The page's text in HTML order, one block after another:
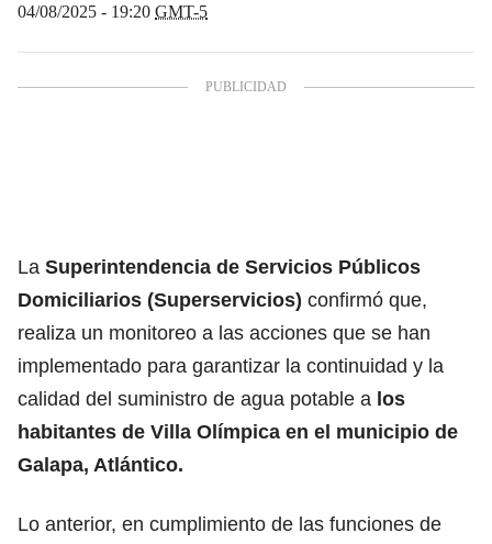
04/08/2025 - 19:20 GMT-5
La Superintendencia de Servicios Públicos
Domiciliarios (Superservicios) confirmó que,
realiza un monitoreo a las acciones que se han
implementado para garantizar la continuidad y la
calidad del suministro de agua potable a los
habitantes de Villa Olímpica en el municipio de
Galapa, Atlántico.
Lo anterior, en cumplimiento de las funciones de